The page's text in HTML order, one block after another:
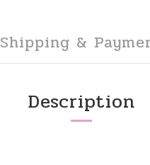
Shipping &
Description